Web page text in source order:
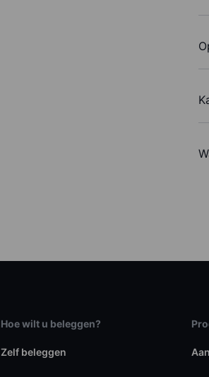
Hoe wilt u beleggen?
Zelf beleggen